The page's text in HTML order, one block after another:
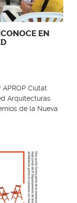
EN
Ciutat
Arquitecturas
de la Nueva